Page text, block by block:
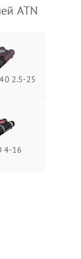
ATN
2.5-25
4-16